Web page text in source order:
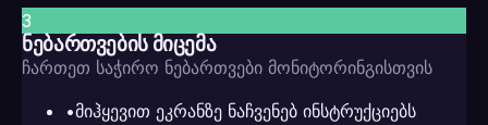
3
ნებართვების მიცემა
ჩართეთ საჭირო ნებართვები მონიტორინგისთვის
•მიჰყევით ეკრანზე ნაჩვენებ ინსტრუქციებს